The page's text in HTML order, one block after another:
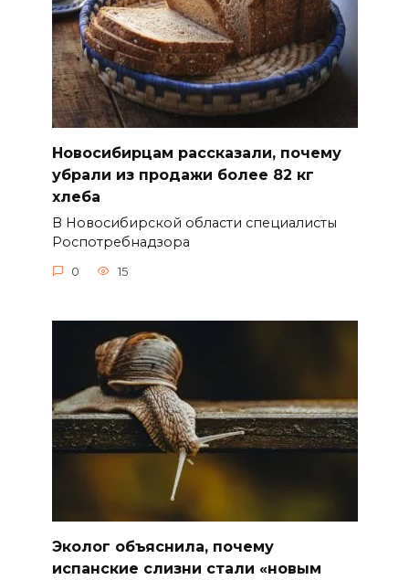
Новосибирцам рассказали, почему
убрали из продажи более 82 кг
хлеба
В Новосибирской области специалисты
Роспотребнадзора
0 15
Эколог объяснила, почему
испанские слизни стали «новым